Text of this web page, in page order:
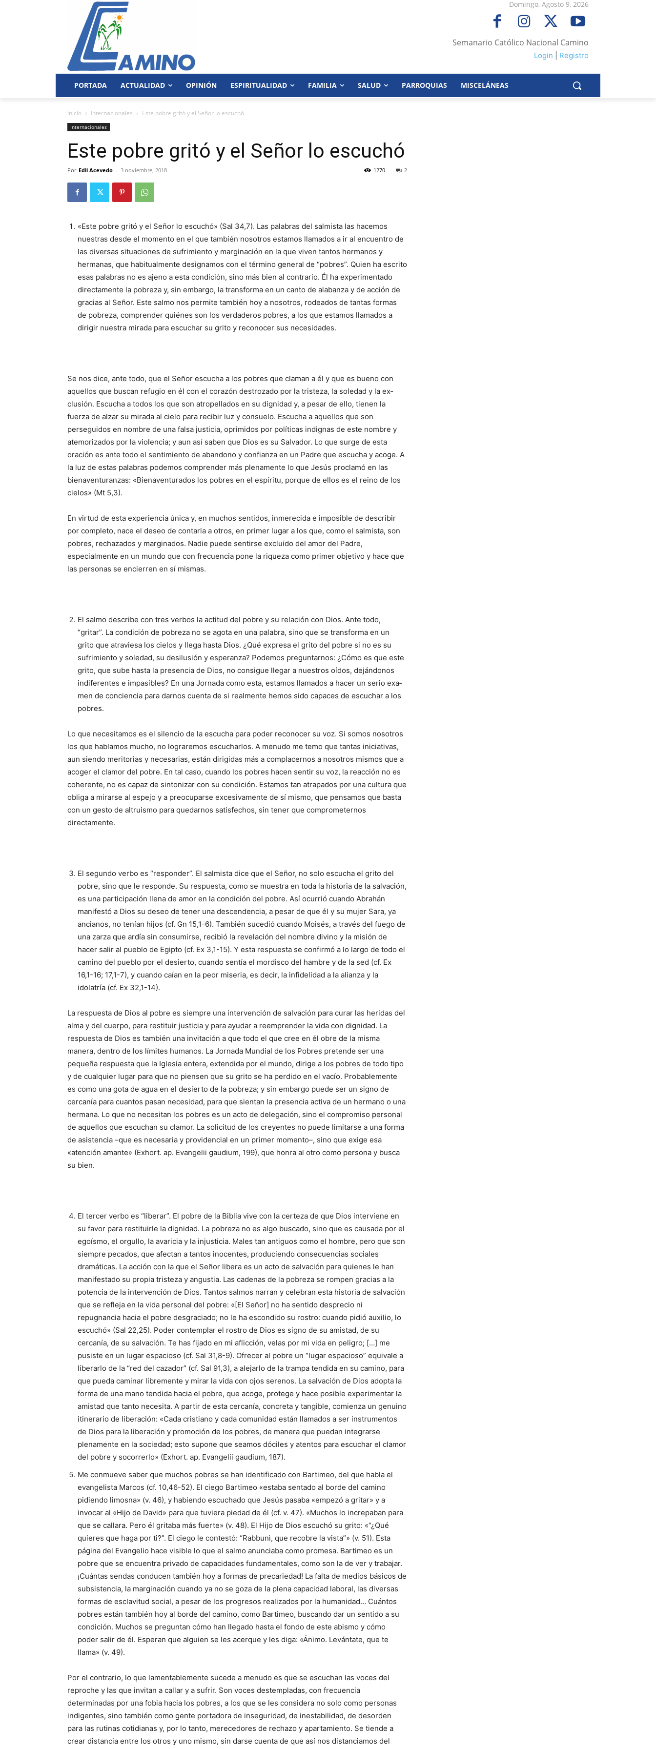
Domingo, Agosto 9, 2026
Semanario Católico Nacional Camino
Login Registro
PORTADA ACTUALIDAD OPINIÓN ESPIRITUALIDAD FAMILIA SALUD PARROQUIAS MISCELÁNEAS
Inicio Internacionales Este pobre gritó y el Señor lo escuchó
Internacionales
Este pobre gritó y el Señor lo escuchó
Por Edli Acevedo - 3 noviembre, 2018 2
1270
«Este pobre gritó y el Señor lo escu­chó» (Sal 34,7). Las pala­bras del salmista las hacemos
nuestras desde el momento en el que también nosotros estamos llamados a ir al encuentro de
las diversas situacio­nes de sufri­miento y margi­nación en la que viven tantos hermanos y
hermanas, que habitualmente designamos con el término general de “pobres”. Quien ha escrito
esas pala­bras no es ajeno a esta condición, sino más bien al contrario. Él ha experimentado
directamente la pobreza y, sin embargo, la transforma en un canto de alabanza y de acción de
gracias al Señor. Este salmo nos permite también hoy a noso­tros, rodea­dos de tantas formas
de po­breza, comprender quiénes son los verdaderos pobres, a los que estamos llamados a
dirigir nuestra mirada para escuchar su grito y reconocer sus necesidades.
Se nos dice, ante todo, que el Señor escucha a los pobres que claman a él y que es bue­no con
aquellos que buscan refugio en él con el corazón destrozado por la tristeza, la soledad y la ex­
clusión. Escu­cha a todos los que son atropellados en su dignidad y, a pesar de ello, tienen la
fuerza de alzar su mirada al cielo para recibir luz y consuelo. Escucha a aquellos que son
perseguidos en nombre de una falsa justicia, oprimidos por polí­ticas indignas de este nombre y
atemorizados por la violencia; y aun así saben que Dios es su Salvador. Lo que surge de esta
oración es ante todo el sentimiento de abandono y confianza en un Padre que escucha y acoge. A
la luz de estas palabras podemos comprender más plenamente lo que Jesús pro­clamó en las
bienaventuranzas: «Biena­venturados los pobres en el espíritu, porque de ellos es el reino de los
cielos» (Mt 5,3).
En virtud de esta expe­riencia única y, en muchos sentidos, inmerecida e impo­sible de describir
por completo, nace el deseo de contarla a otros, en primer lugar a los que, como el salmista, son
pobres, rechazados y margi­nados. Nadie puede sentirse excluido del amor del Padre,
especialmente en un mundo que con frecuencia pone la riqueza como primer objetivo y hace que
las personas se encierren en sí mismas.
El salmo describe con tres verbos la actitud del pobre y su rela­ción con Dios. Ante todo,
“gritar”. La condición de po­breza no se agota en una ­palabra, sino que se transforma en un
grito que atraviesa los cielos y llega hasta Dios. ¿Qué expresa el grito del pobre si no es su
sufrimiento y soledad, su desilusión y esperanza? Po­de­mos preguntarnos: ¿Cómo es que este
grito, que sube hasta la presencia de Dios, no consigue llegar a nuestros oídos, dejándonos
indiferentes e impasibles? En una Jornada como esta, estamos llamados a hacer un serio exa­
men de conciencia para dar­nos cuenta de si realmente hemos sido capaces de escu­char a los
pobres.
Lo que necesitamos es el silencio de la escucha para poder reconocer su voz. Si somos nosotros
los que ha­blamos mucho, no lograre­mos escucharlos. A menudo me temo que tantas iniciativas,
aun siendo meritorias y necesarias, están dirigidas más a complacernos a noso­tros mismos que a
acoger el clamor del pobre. En tal caso, cuando los pobres hacen sentir su voz, la reacción no es
coherente, no es capaz de sintonizar con su condición. Es­tamos tan atrapados por una cultura que
obliga a mirarse al espejo y a preocuparse excesivamente de sí mismo, que pensamos que basta
con un gesto de altruismo para quedarnos sa­tisfechos, sin tener que comprometernos
directamente.
El segundo verbo es “responder”. El salmista dice que el Señor, no solo escucha el grito del
pobre, sino que le responde. Su respuesta, como se muestra en toda la historia de la salva­ción,
es una participa­ción llena de amor en la condición del pobre. Así ocurrió cuando Abrahán
manifestó a Dios su deseo de tener una descendencia, a pesar de que él y su mujer Sara, ya
ancianos, no tenían hijos (cf. Gn 15,1-6). Tam­bién sucedió cuando Moisés, a través del fuego de
una zarza que ardía sin consu­mirse, recibió la revelación del nombre divino y la mi­sión de
hacer salir al pueblo de Egipto (cf. Ex 3,1-15). Y esta respuesta se confirmó a lo largo de todo el
camino del pueblo por el desierto, cuando sentía el mordisco del hambre y de la sed (cf. Ex
16,1-16; 17,1-7), y cuando caían en la peor miseria, es decir, la infidelidad a la alianza y la
idolatría (cf. Ex 32,1-14).
La respuesta de Dios al pobre es siempre una intervención de salvación para curar las heridas del
alma y del cuerpo, para restituir justicia y para ayudar a reemprender la vida con digni­dad. La
respuesta de Dios es también una invitación a que todo el que cree en él obre de la misma
manera, dentro de los límites huma­nos. La Jor­nada Mundial de los Pobres pretende ser una
pequeña respuesta que la Iglesia en­tera, extendida por el mun­do, diri­ge a los pobres de todo tipo
y de cualquier lugar para que no piensen que su grito se ha perdido en el vacío. Proba­blemente
es como una gota de agua en el desierto de la pobreza; y sin embargo pue­de ser un signo de
cercanía para cuantos pasan necesidad, para que sientan la pre­sencia activa de un hermano o una
hermana. Lo que no ne­cesitan los pobres es un acto de ­delegación, sino el compromiso personal
de aquellos que escuchan su clamor. La solicitud de los creyentes no puede limitarse a una forma
de asistencia –que es necesa­ria y providencial en un pri­mer momento–, sino que exige esa
«atención amante» (Exhort. ap. Evangelii gau­dium, 199), que honra al otro como persona y busca
su bien.
El tercer verbo es “liberar”. El pobre de la Biblia vive con la cer­teza de que Dios interviene en
su favor para restituirle la dignidad. La pobreza no es algo buscado, sino que es causada por el
egoísmo, el orgullo, la avaricia y la in­justicia. Males tan antiguos como el hombre, pero que son
siempre pecados, que afectan a tantos inocentes, produciendo consecuencias sociales
dramáticas. La acción con la que el Señor libera es un acto de salva­ción para quienes le han
manifestado su propia triste­za y angustia. Las cadenas de la pobreza se rompen gracias a la
potencia de la intervención de Dios. Tantos sal­mos narran y celebran esta historia de salvación
que se refleja en la vida personal del pobre: «[El Señor] no ha sentido desprecio ni
repugnancia ha­cia el pobre desgraciado; no le ha escondido su rostro: cuando pidió auxi­lio, lo
escu­chó» (Sal 22,25). Poder contemplar el rostro de Dios es signo de su amistad, de su
cercanía, de su salvación. Te has fijado en mi aflicción, velas por mi vida en peligro; […] me
pusiste en un lugar espacioso (cf. Sal 31,8-9). Ofrecer al pobre un “lugar espacioso” equivale a
liberarlo de la “red del caza­dor” (cf. Sal 91,3), a alejarlo de la trampa tendida en su camino, para
que pueda caminar libremente y mirar la vida con ojos serenos. La salvación de Dios adopta la
forma de una mano tendida hacia el pobre, que acoge, protege y hace po­sible expe­rimentar la
amistad que tanto necesita. A partir de esta cercanía, concreta y tangible, comienza un genuino
itinerario de liberación: «Ca­da cristiano y cada comuni­dad están llamados a ser ins­trumentos
de Dios para la ­liberación y promoción de los pobres, de manera que pue­dan integrarse
plenamente en la sociedad; esto supone que seamos dóciles y atentos para escuchar el cla­mor
del pobre y socorrerlo» (Exhort. ap. Evangelii gau­dium, 187).
Me conmueve sa­ber que muchos pobres se han identificado con Bartimeo, del que habla el
evangelista Mar­cos (cf. 10,46-52). El ciego Bartimeo «estaba sentado al borde del camino
pidiendo limosna» (v. 46), y habiendo escuchado que Jesús pasaba «empezó a gritar» y a
invocar al «Hijo de David» para que tuviera pie­dad de él (cf. v. 47). «Muchos lo increpaban para
que se ca­llara. Pero él gritaba más fuerte» (v. 48). El Hijo de Dios escuchó su grito: «“¿Qué
quieres que haga por ti?”. El ciego le contestó: “Rabbunì, que re­cobre la vista”» (v. 51). Esta
página del Evangelio ha­ce visible lo que el salmo anunciaba como promesa. Barti­meo es un
pobre que se en­cuentra privado de capacida­des fundamentales, como son la de ver y trabajar.
¡Cuántas sendas conducen también hoy a formas de precariedad! La falta de medios básicos de
subsistencia, la marginación cuando ya no se goza de la plena capacidad laboral, las diversas
formas de esclavitud social, a pesar de los progresos realizados por la huma­ni­dad… Cuántos
pobres están también hoy al borde del camino, como Bartimeo, buscando dar un sentido a su
condición. Muchos se preguntan cómo han llegado hasta el fondo de este abismo y cómo
poder salir de él. Es­peran que alguien se les acer­que y les diga: «Ánimo. Le­vántate, que te
llama» (v. 49).
Por el contrario, lo que lamentablemente sucede a menudo es que se escuchan las voces del
reproche y las que invitan a callar y a sufrir. Son voces destempladas, con frecuencia
determinadas por una fobia hacia los po­bres, a los que se les consi­dera no solo como personas
indigen­tes, sino también como gente portadora de inseguridad, de inestabilidad, de desorden
para las rutinas cotidianas y, por lo tanto, merecedores de rechazo y apartamiento. Se tiende a
crear distancia entre los otros y uno mismo, sin darse cuenta de que así nos distanciamos del